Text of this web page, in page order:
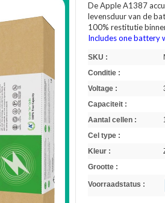
De Apple A1387
levensduur van de
100% restitutie
Includes one battery
SKU :
Conditie :
Voltage :
Capaciteit :
Aantal cellen :
Cel type :
Kleur :
Grootte :
Voorraadstatus :